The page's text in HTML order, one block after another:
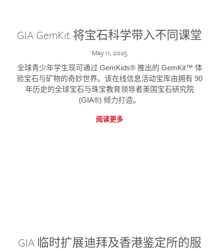
GIA GemKit 将宝石科学带入不同课堂
May 11, 2025
全球青少年学生现可通过 GemKids® 推出的 GemKit™ 体
验宝石与矿物的奇妙世界。该在线信息活动宝库由拥有 90
年历史的全球宝石与珠宝教育领导者美国宝石研究院
(GIA®) 倾力打造。
阅读更多
GIA 临时扩展迪拜及香港鉴定所的服